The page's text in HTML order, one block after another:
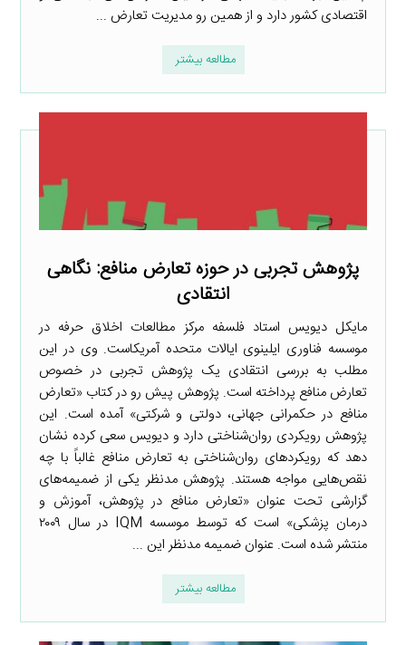
اقتصادی کشور دارد و از همین رو مدیریت تعارض ...
مطالعه بیشتر
پژوهش تجربی در حوزه تعارض منافع: نگاهی
انتقادی
مایکل دیویس استاد فلسفه مرکز مطالعات اخلاق حرفه در
موسسه فناوری ایلینوی ایالات متحده آمریکاست. وی در این
مطلب به بررسی انتقادی یک پژوهش تجربی در خصوص
تعارض منافع پرداخته است. پژوهش پیش رو در کتاب «تعارض
منافع در حکمرانی جهانی، دولتی و شرکتی» آمده است. این
پژوهش رویکردی روان‌شناختی دارد و دیویس سعی کرده نشان
دهد که رویکردهای روان‌شناختی به تعارض منافع غالباً با چه
نقص‌هایی مواجه هستند. پژوهش مدنظر یکی از ضمیمه‌های
گزارشی تحت عنوان «تعارض منافع در پژوهش، آموزش و
درمان پزشکی» است که توسط موسسه IQM در سال ۲۰۰۹
منتشر شده است. عنوان ضمیمه مدنظر این ...
مطالعه بیشتر